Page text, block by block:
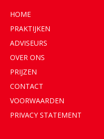
HOME
PRAKTIJKEN
ADVISEURS
OVER ONS
PRIJZEN
CONTACT
VOORWAARDEN
PRIVACY STATEMENT